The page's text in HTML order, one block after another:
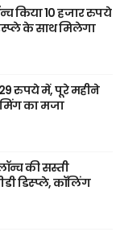
किया 10 हजार रुपये
के साथ मिलेगा
रुपये में, पूरे महीने
का मजा
की सस्ती
डिस्प्ले, कॉलिंग